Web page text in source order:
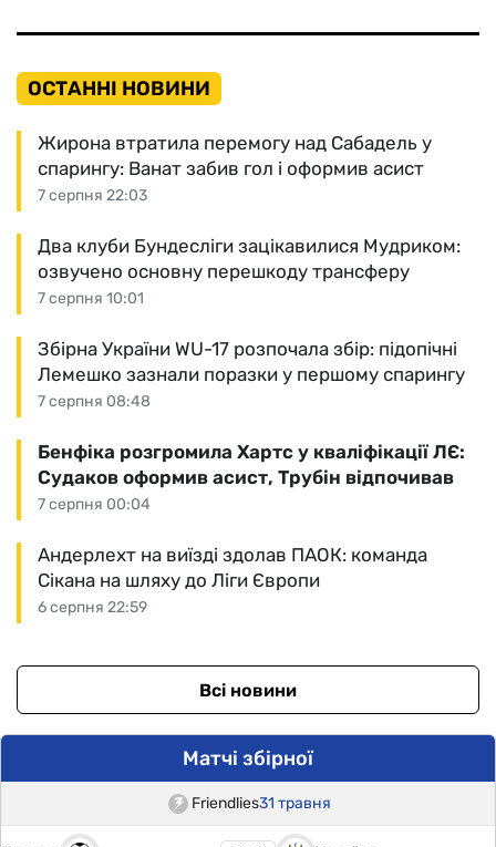
ОСТАННІ НОВИНИ
7 серпня 22:03
Жирона втратила перемогу над Сабадель у
спарингу: Ванат забив гол і оформив асист
7 серпня 10:01
Два клуби Бундесліги зацікавилися Мудриком:
озвучено основну перешкоду трансферу
7 серпня 08:48
Збірна України WU-17 розпочала збір: підопічні
Лемешко зазнали поразки у першому спарингу
7 серпня 00:04
Бенфіка розгромила Хартс у кваліфікації ЛЄ:
Судаков оформив асист, Трубін відпочивав
6 серпня 22:59
Андерлехт на виїзді здолав ПАОК: команда
Сікана на шляху до Ліги Європи
Всі новини
Матчі збірної
Friendlies31 травня